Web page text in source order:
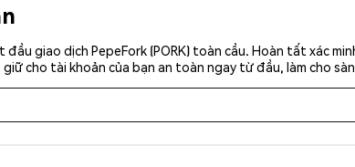
giao dịch PepeFork (PORK) toàn cầu. Hoàn tất xác
cho tài khoản của bạn an toàn ngay từ đầu, làm cho